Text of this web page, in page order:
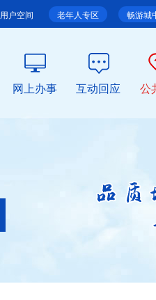
畅游城
老年人专区
用户空间
网上办事 互动回应 公